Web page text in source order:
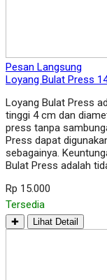
Pesan Langsung
Loyang Bulat Press
Loyang Bulat Press
tinggi 4 cm dan
press tanpa
Press dapat
sebagainya.
Bulat Press adalah
Rp 15.000
Tersedia
✚ Lihat Detail